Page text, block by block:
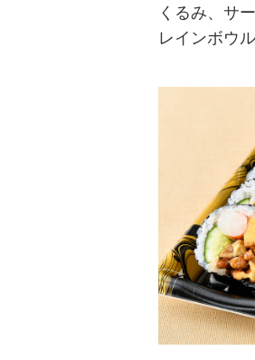
な味が楽し
康をサポ
え、食物
活で嬉し...
くるみ、サ
レインボウル